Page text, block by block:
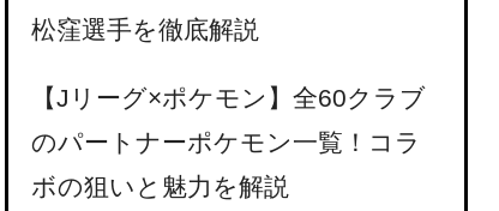
松窪選手を徹底解説
【Jリーグ×ポケモン】全60クラブ
のパートナーポケモン一覧！コラ
ボの狙いと魅力を解説